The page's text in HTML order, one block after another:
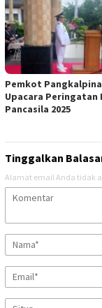
Pemkot
Upacara Peringatan
Pancasila 2025
Tinggalkan
Alamat email Anda tidak